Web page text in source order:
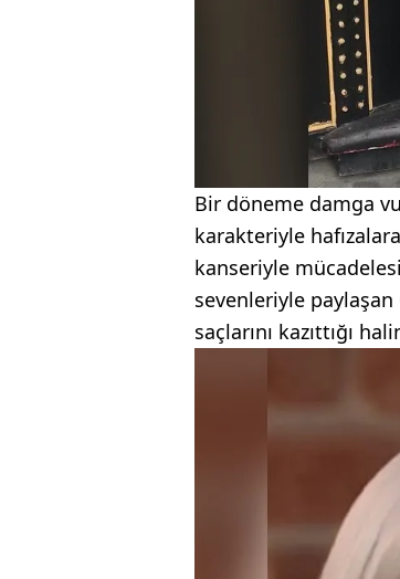
Bir döneme damga
karakteriyle
kanseriyle
sevenleriyle
saçlarını kazıttığı